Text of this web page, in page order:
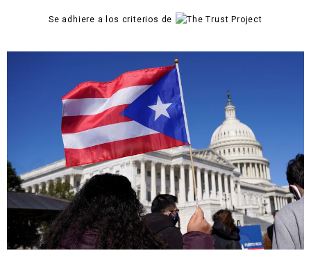
Se adhiere a los criterios de